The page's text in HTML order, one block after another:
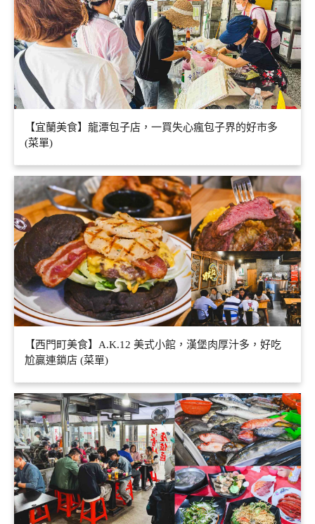
【宜蘭美食】龍潭包子店，一買失心瘋包子界的好市多
(菜單)
【西門町美食】A.K.12 美式小館，漢堡肉厚汁多，好吃
尬贏連鎖店 (菜單)